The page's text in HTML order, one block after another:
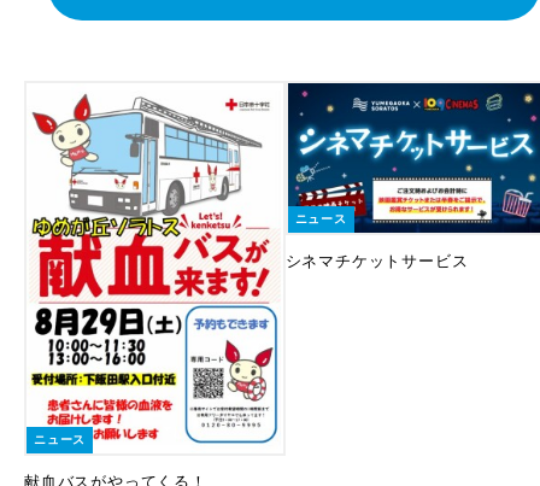
ニュース
献血バスがやってくる！
ニュース
シネマチケットサービス